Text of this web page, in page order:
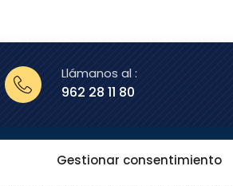
Gestionar consentimiento
Llámanos al :
962 28 11 80